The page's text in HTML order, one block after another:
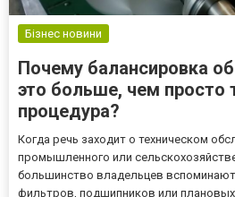
Бізнес новини
Почему балансировка
это больше, чем просто
процедура?
Когда речь заходит о техническом
промышленного или
большинство владельцев
фильтров, подшипников или